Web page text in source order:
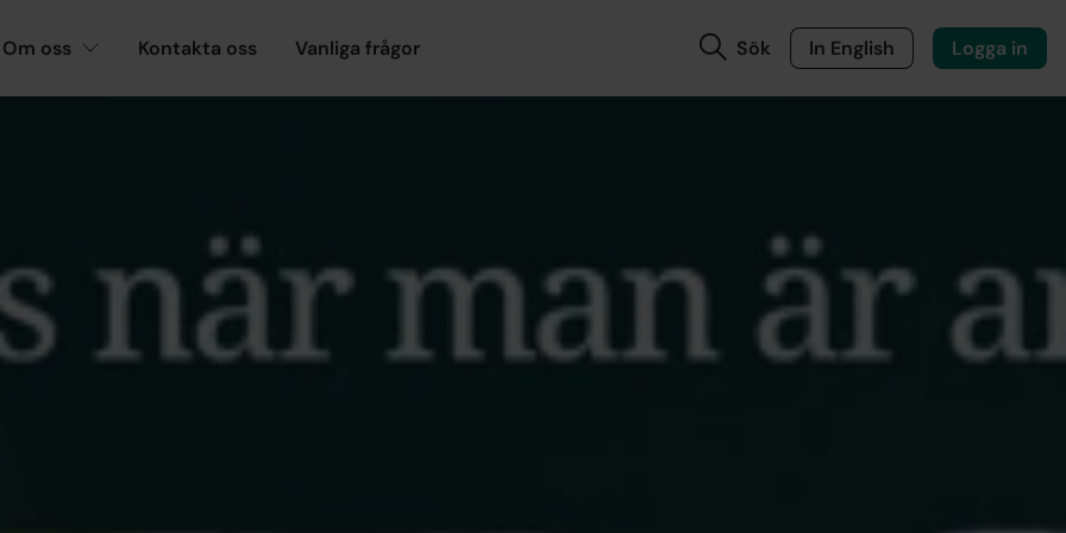
Om oss Kontakta oss Vanliga frågor Sök In English Logga in
avsnitt om a-kassan i
podden A-kursen